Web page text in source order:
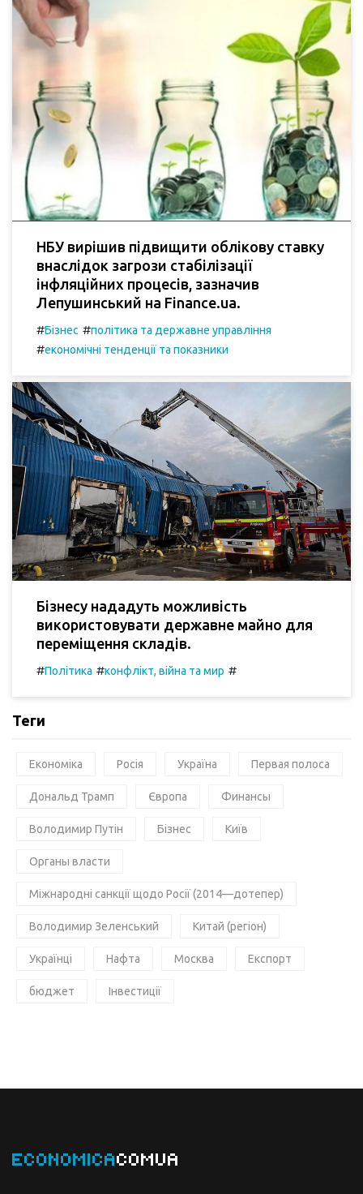
НБУ вирішив підвищити облікову ставку
внаслідок загрози стабілізації
інфляційних процесів, зазначив
Лепушинський на Finance.ua.
#Бізнес #політика та державне управління
#економічні тенденції та показники
Бізнесу нададуть можливість
використовувати державне майно для
переміщення складів.
#Політика #конфлікт, війна та мир #
Теги
Економіка Росія Україна Первая полоса
Дональд Трамп Європа Финансы
Володимир Путін Бізнес Київ
Органы власти
Міжнародні санкції щодо Росії (2014—дотепер)
Володимир Зеленський Китай (регіон)
Українці Нафта Москва Експорт
бюджет Інвестиції
ECONOMICACOMUA